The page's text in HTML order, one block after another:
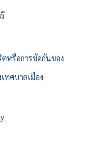
ตหรือการขัดกันของ
ทศบาลเมือง